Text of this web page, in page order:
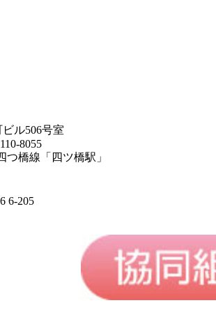
ル506号室
8055
橋線「四ツ橋駅」
6-205